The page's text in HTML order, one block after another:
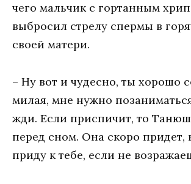
чего мальчик с гортанным
выбросил стрелу спермы в
своей матери.
– Ну вот и чудесно, ты хорошо
милая, мне нужно
жди. Если приспичит, то
перед сном. Она скоро придет,
приду к тебе, если не